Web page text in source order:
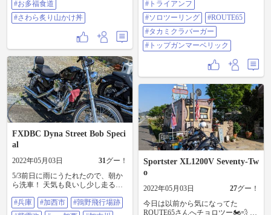
ていました🥰 これでフォロワーの
皆さんは幸せに鳴りますよ😆 朝食
代わりに#牡蠣コロッケ を食べて出
#ROUTE65 でバーガー🍔をいただ
きました🤤 腹減ってたのでペロッ
と完食😋 ライダーもたくさん来ら
れてて雰囲気良かった😌 その後は
ガソリン入れて淡路島を目指しひ
た走り、明石海峡大橋の上では風
に脅かされながら😦13時半頃に観
覧車🎡下で📸して一息つきました
😌 さぁどこに行こうか❓ フォルツ
ァンさんが#おっ玉葱 が見たいとの
事なので、高速を使い淡路島を縦
断。 まずは#うずの丘大鳴門橋記念
館 に立ち寄り、フォルツァンさん
を#おっ玉葱 にご案内。 夢にまで
見たおっ玉葱を見て、玉葱が目に
しみたのか涙を流していました🥲
なんてことは無く、並んで写真を
い屋上へ移動し絶景を眺めました
🤩 そしてさらに大鳴門橋の近くに
#お多福食道
#さわら炙り山かけ丼
た。 アゴ、取れるか思たけど味は
最高‼️ ジンジャーエールもガツンと
ジンジャーで最高‼️ 今度はチーズバ
ーガーにしよ。 そんで２回目のマ
ーベリックで１回目より泣く。 帰
りに忘れずパンフレットとサウン
ドトラックGET←オススメ。 #トラ
イアンフ #ソロツーリング
#ROUTE65 #タカミクラバーガー #
トップガンマーベリック
#トライアンフ
#ソロツーリング
#ROUTE65
#タカミクラバーガー
#トップガンマーベリック
FXDBC Dyna Street Bob Speci
al
2022年05月03日 31グー！
5/3前日に雨にうたれたので、朝か
ら洗車！ 天気も良いし少し走る
跡へ。その後、前から気になって
いたルート65にハンバーガー食べ
#兵庫 #加西市
#鶉野飛行場跡
Sportster XL1200V Seventy-Tw
o
2022年05月03日 27グー！
今日は以前から気になってた
ROUTE65さんへチョロツー🏍️💨 チ